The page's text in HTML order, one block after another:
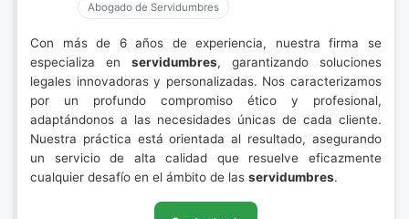
Abogado de Servidumbres
Con más de 6 años de experiencia, nuestra firma se
especializa en servidumbres, garantizando soluciones
legales innovadoras y personalizadas. Nos caracterizamos
por un profundo compromiso ético y profesional,
adaptándonos a las necesidades únicas de cada cliente.
Nuestra práctica está orientada al resultado, asegurando
un servicio de alta calidad que resuelve eficazmente
cualquier desafío en el ámbito de las servidumbres.